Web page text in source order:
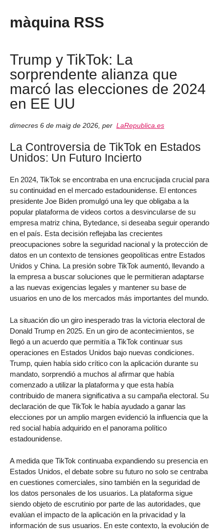
màquina RSS
Trump y TikTok: La
sorprendente alianza que
marcó las elecciones de 2024
en EE UU
dimecres 6 de maig de 2026 per LaRepublica.es
La Controversia de TikTok en Estados
Unidos: Un Futuro Incierto
En 2024, TikTok se encontraba en una encrucijada crucial para
su continuidad en el mercado estadounidense. El entonces
presidente Joe Biden promulgó una ley que obligaba a la
popular plataforma de videos cortos a desvincularse de su
empresa matriz china, Bytedance, si deseaba seguir operando
en el país. Esta decisión reflejaba las crecientes
preocupaciones sobre la seguridad nacional y la protección de
datos en un contexto de tensiones geopolíticas entre Estados
Unidos y China. La presión sobre TikTok aumentó, llevando a
la empresa a buscar soluciones que le permitieran adaptarse
a las nuevas exigencias legales y mantener su base de
usuarios en uno de los mercados más importantes del mundo.
La situación dio un giro inesperado tras la victoria electoral de
Donald Trump en 2025. En un giro de acontecimientos, se
llegó a un acuerdo que permitía a TikTok continuar sus
operaciones en Estados Unidos bajo nuevas condiciones.
Trump, quien había sido crítico con la aplicación durante su
mandato, sorprendió a muchos al afirmar que había
comenzado a utilizar la plataforma y que esta había
contribuido de manera significativa a su campaña electoral. Su
declaración de que TikTok le había ayudado a ganar las
elecciones por un amplio margen evidenció la influencia que la
red social había adquirido en el panorama político
estadounidense.
A medida que TikTok continuaba expandiendo su presencia en
Estados Unidos, el debate sobre su futuro no solo se centraba
en cuestiones comerciales, sino también en la seguridad de
los datos personales de los usuarios. La plataforma sigue
siendo objeto de escrutinio por parte de las autoridades, que
evalúan el impacto de la aplicación en la privacidad y la
información de sus usuarios. En este contexto, la evolución de